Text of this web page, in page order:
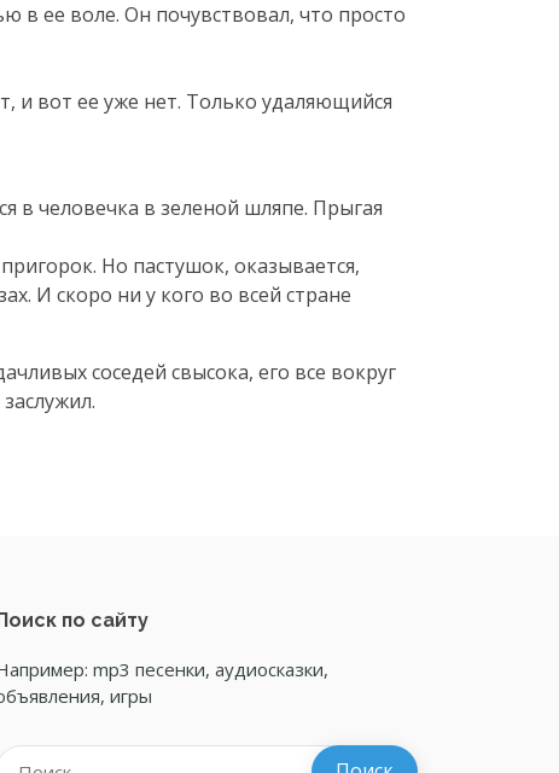
в ее воле. Он почувствовал, что просто
и вот ее уже нет. Только удаляющийся
в человечка в зеленой шляпе. Прыгая
Но пастушок, оказывается,
И скоро ни у кого во всей стране
соседей свысока, его все вокруг
по сайту
mp3 песенки, аудиосказки,
игры